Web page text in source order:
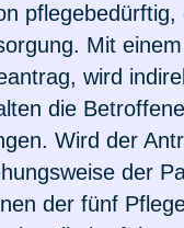
eine
für
E-Scooter
hat Schokolade
Hunde?
beim Hund
für Azubis
für
für Paare
verloren
Mit
wird
die
Wird der
der
der fünf